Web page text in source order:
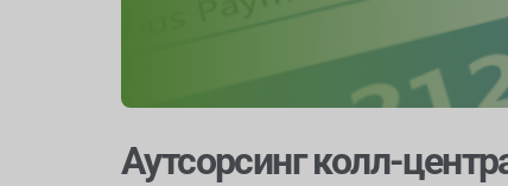
Аутсорсинг колл-